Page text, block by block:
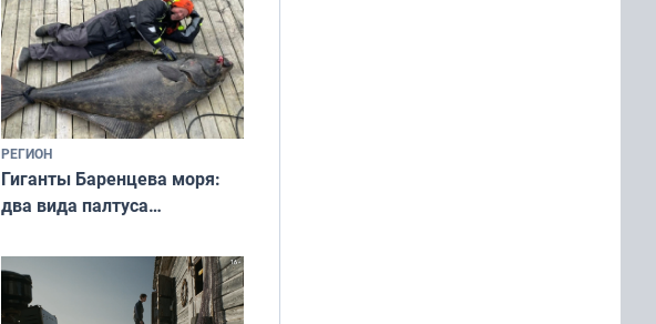
РЕГИОН
Гиганты Баренцева моря:
два вида палтуса